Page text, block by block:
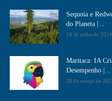
Sequoia e
do Planeta |...
18 de julho de 2024
Maritaca: IA
Desempenho​ |...
28 de março de